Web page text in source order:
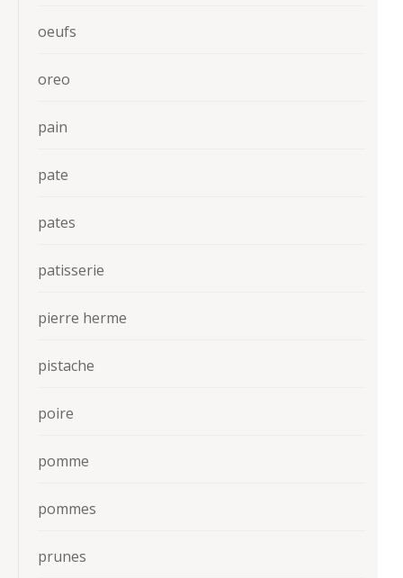
oeufs
oreo
pain
pate
pates
patisserie
pierre herme
pistache
poire
pomme
pommes
prunes